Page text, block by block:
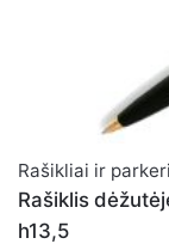
El. paštas *
Rašikliai ir
Rašiklis
h13,5